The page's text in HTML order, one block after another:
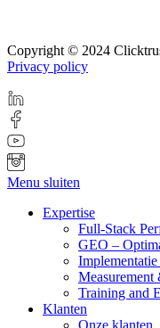
Copyright © 2024
Privacy policy
Menu sluiten
Expertise
Full-Stack
GEO –
Measurement
Training and
Klanten
Onze klanten